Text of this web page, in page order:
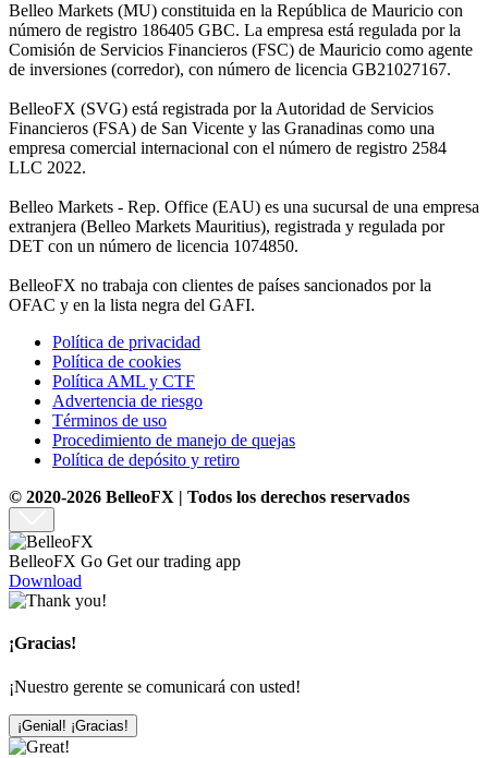
Belleo Markets (MU) constituida en la República de Mauricio con
número de registro 186405 GBC. La empresa está regulada por la
Comisión de Servicios Financieros (FSC) de Mauricio como agente
de inversiones (corredor), con número de licencia GB21027167.
BelleoFX (SVG) está registrada por la Autoridad de Servicios
Financieros (FSA) de San Vicente y las Granadinas como una
empresa comercial internacional con el número de registro 2584
LLC 2022.
Belleo Markets - Rep. Office (EAU) es una sucursal de una empresa
extranjera (Belleo Markets Mauritius), registrada y regulada por
DET con un número de licencia 1074850.
BelleoFX no trabaja con clientes de países sancionados por la
OFAC y en la lista negra del GAFI.
Política de privacidad
Política de cookies
Política AML y CTF
Advertencia de riesgo
Términos de uso
Procedimiento de manejo de quejas
Política de depósito y retiro
© 2020-2026 BelleoFX | Todos los derechos reservados
BelleoFX Go Get our trading app
Download
¡Gracias!
¡Nuestro gerente se comunicará con usted!
¡Genial! ¡Gracias!